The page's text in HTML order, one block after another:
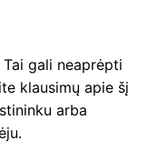
Tai gali neaprėpti
klausimų apie šį
arba